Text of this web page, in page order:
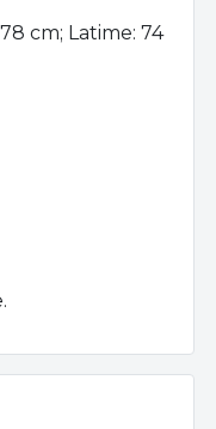
cm; Latime: 74